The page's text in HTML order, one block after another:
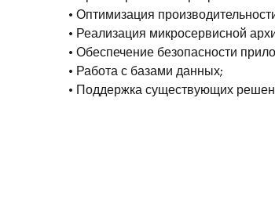
• Оптимизация
• Реализация микросервисной
• Обеспечение безопасности
• Работа с базами данных;
• Поддержка существующих